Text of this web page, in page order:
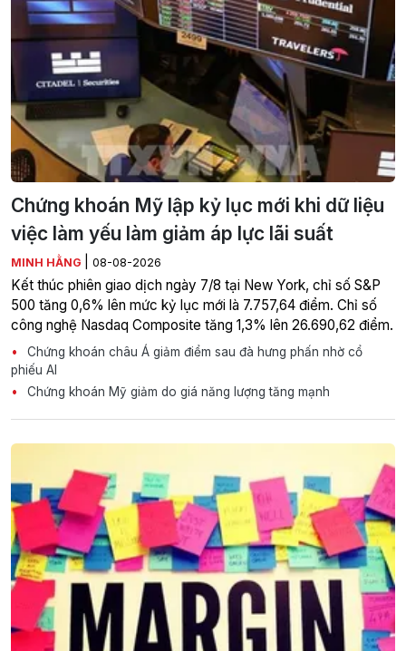
Chứng khoán Mỹ lập kỷ lục mới khi dữ liệu
việc làm yếu làm giảm áp lực lãi suất
MINH HẰNG 08-08-2026
Kết thúc phiên giao dịch ngày 7/8 tại New York, chỉ số S&P
500 tăng 0,6% lên mức kỷ lục mới là 7.757,64 điểm. Chỉ số
công nghệ Nasdaq Composite tăng 1,3% lên 26.690,62 điểm.
Chứng khoán châu Á giảm điểm sau đà hưng phấn nhờ cổ
phiếu AI
Chứng khoán Mỹ giảm do giá năng lượng tăng mạnh